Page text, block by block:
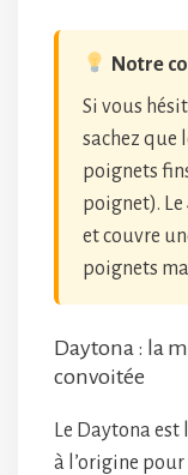
Notre
Si vous
sachez que
poignets
poignet).
et couvre
poignets
Daytona : la
convoitée
Le Daytona
à l’origine